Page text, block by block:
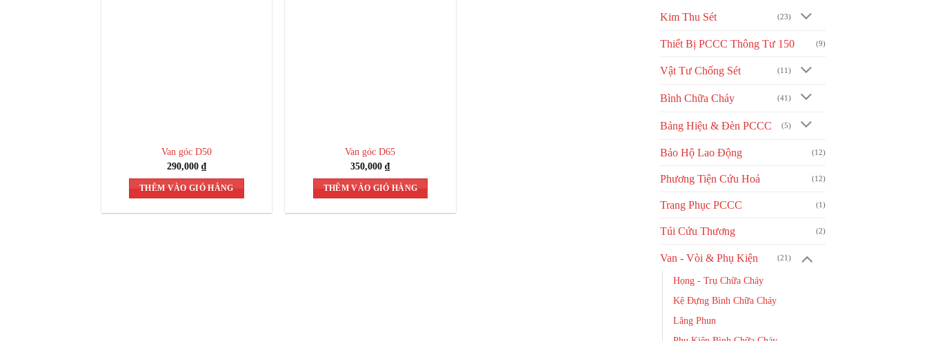
biến
Van góc D50
290,000 ₫
THÊM VÀO GIỎ HÀNG
Van góc D65
350,000₫
THÊM VÀO GIỎ HÀNG
Kim Thu Sét (23)
Thiết Bị PCCC Thông Tư 150 (9)
Vật Tư Chống Sét (11)
Bình Chữa Cháy (41)
Bảng Hiệu & Đèn PCCC (5)
Bảo Hộ Lao Động (12)
Phương Tiện Cứu Hoả (12)
Trang Phục PCCC (1)
Túi Cứu Thương (2)
Van - Vòi & Phụ Kiện (21)
Họng - Trụ Chữa Cháy
Kệ Đựng Bình Chữa Cháy
Lăng Phun